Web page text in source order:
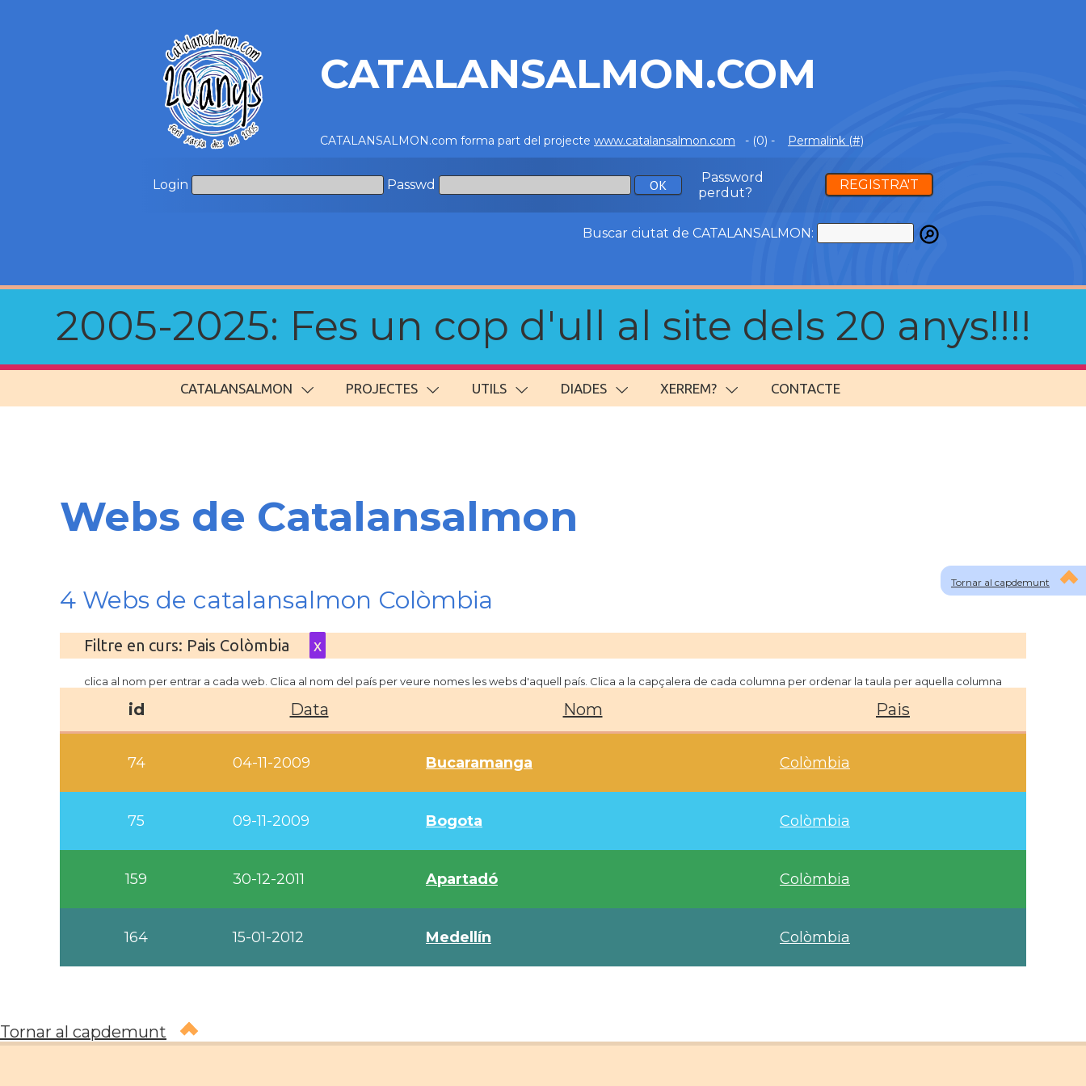
CATALANSALMON.COM
CATALANSALMON.com forma part del projecte www.catalansalmon.com - (0) - Permalink (#)
Login Passwd
Password
perdut?
REGISTRA'T
Buscar ciutat de CATALANSALMON:
2005-2025: Fes un cop d'ull al site dels 20 anys!!!!
CATALANSALMON PROJECTES UTILS DIADES XERREM? CONTACTE
Tornar al capdemunt
Webs de Catalansalmon
4 Webs de catalansalmon Colòmbia
Filtre en curs: Pais Colòmbia x
clica al nom per entrar a cada web. Clica al nom del país per veure nomes les webs d'aquell país. Clica a la capçalera de cada columna per ordenar la taula per aquella columna
id Data Nom Pais
74 04-11-2009 Bucaramanga Colòmbia
75 09-11-2009 Bogota Colòmbia
159 30-12-2011 Apartadó Colòmbia
164 15-01-2012 Medellín Colòmbia
Tornar al capdemunt